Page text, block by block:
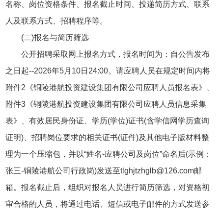
名称、岗位资格条件、报名截止时间、投递简历方式、联系
人及联系方式、招聘程序等。
(二)报名与简历筛选
公开招聘采取网上报名方式，报名时间为：自公告发布
之日起--2026年5月10日24:00。请应聘人员在规定时间内将
附件2《铜陵港航投资建设集团有限公司应聘人员报名表》、
附件3《铜陵港航投资建设集团有限公司应聘人员信息采集
表》、有效居民身份证、学历(学位)证书(含学信网学历查询
证明)、招聘岗位要求的相关证书(证件)及其他电子版材料整
理为一个压缩包，并以“姓名-应聘公司及岗位”命名后(示例：
张三-铜陵港航公司行政岗)发送至tlghjtzhglb@126.com邮
箱。报名截止后，组织对报名人员进行简历筛选，对资格初
审合格的人员，将通过电话、短信或电子邮件的方式发送参